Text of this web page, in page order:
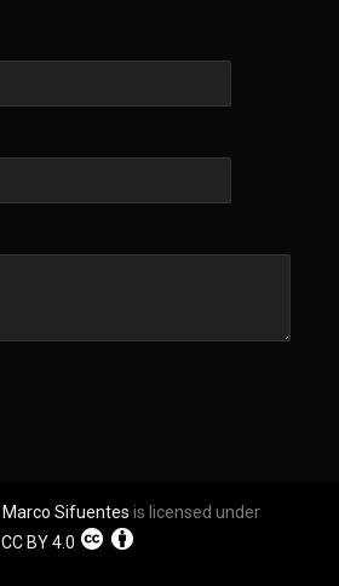
Marco Sifuentes is licensed under
CC BY 4.0